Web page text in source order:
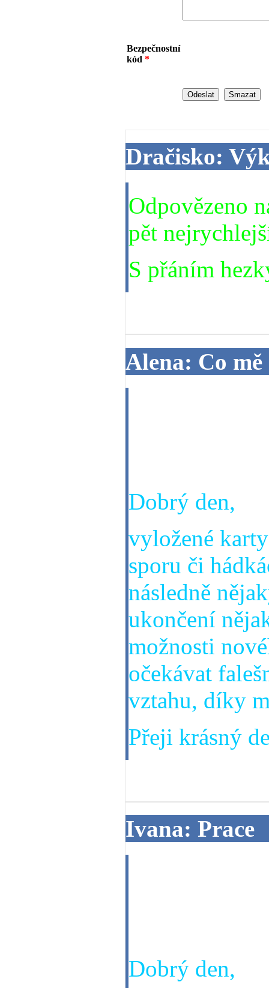
Bezpečnostní
kód *
Dračisko:
Odpovězeno
pět
S přáním
Alena: Co mě
Dobrý den,
vyložené
sporu či
následně
ukončení
možnosti
očekávat
vztahu, díky
Přeji krásný
Ivana: Prace
Dobrý den,